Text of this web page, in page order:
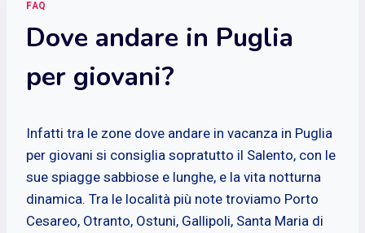
FAQ
Dove andare in Puglia
per giovani?
Infatti tra le zone dove andare in vacanza in Puglia
per giovani si consiglia sopratutto il Salento, con le
sue spiagge sabbiose e lunghe, e la vita notturna
dinamica. Tra le località più note troviamo Porto
Cesareo, Otranto, Ostuni, Gallipoli, Santa Maria di